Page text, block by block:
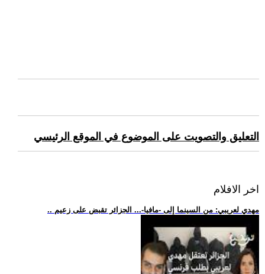
التعليق والتصويت على الموضوع في الموقع الرئيسي
اخر الافلام
.. مهدي لعريبي: من السينما إلى -مافيا-... الجزائر تقبض على زعيم